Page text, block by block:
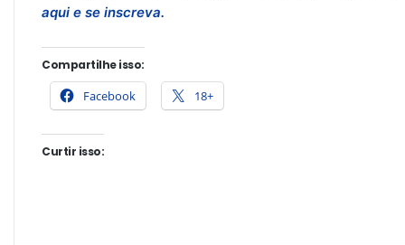
aqui e se inscreva.
Compartilhe isso:
Facebook 18+
Curtir isso: